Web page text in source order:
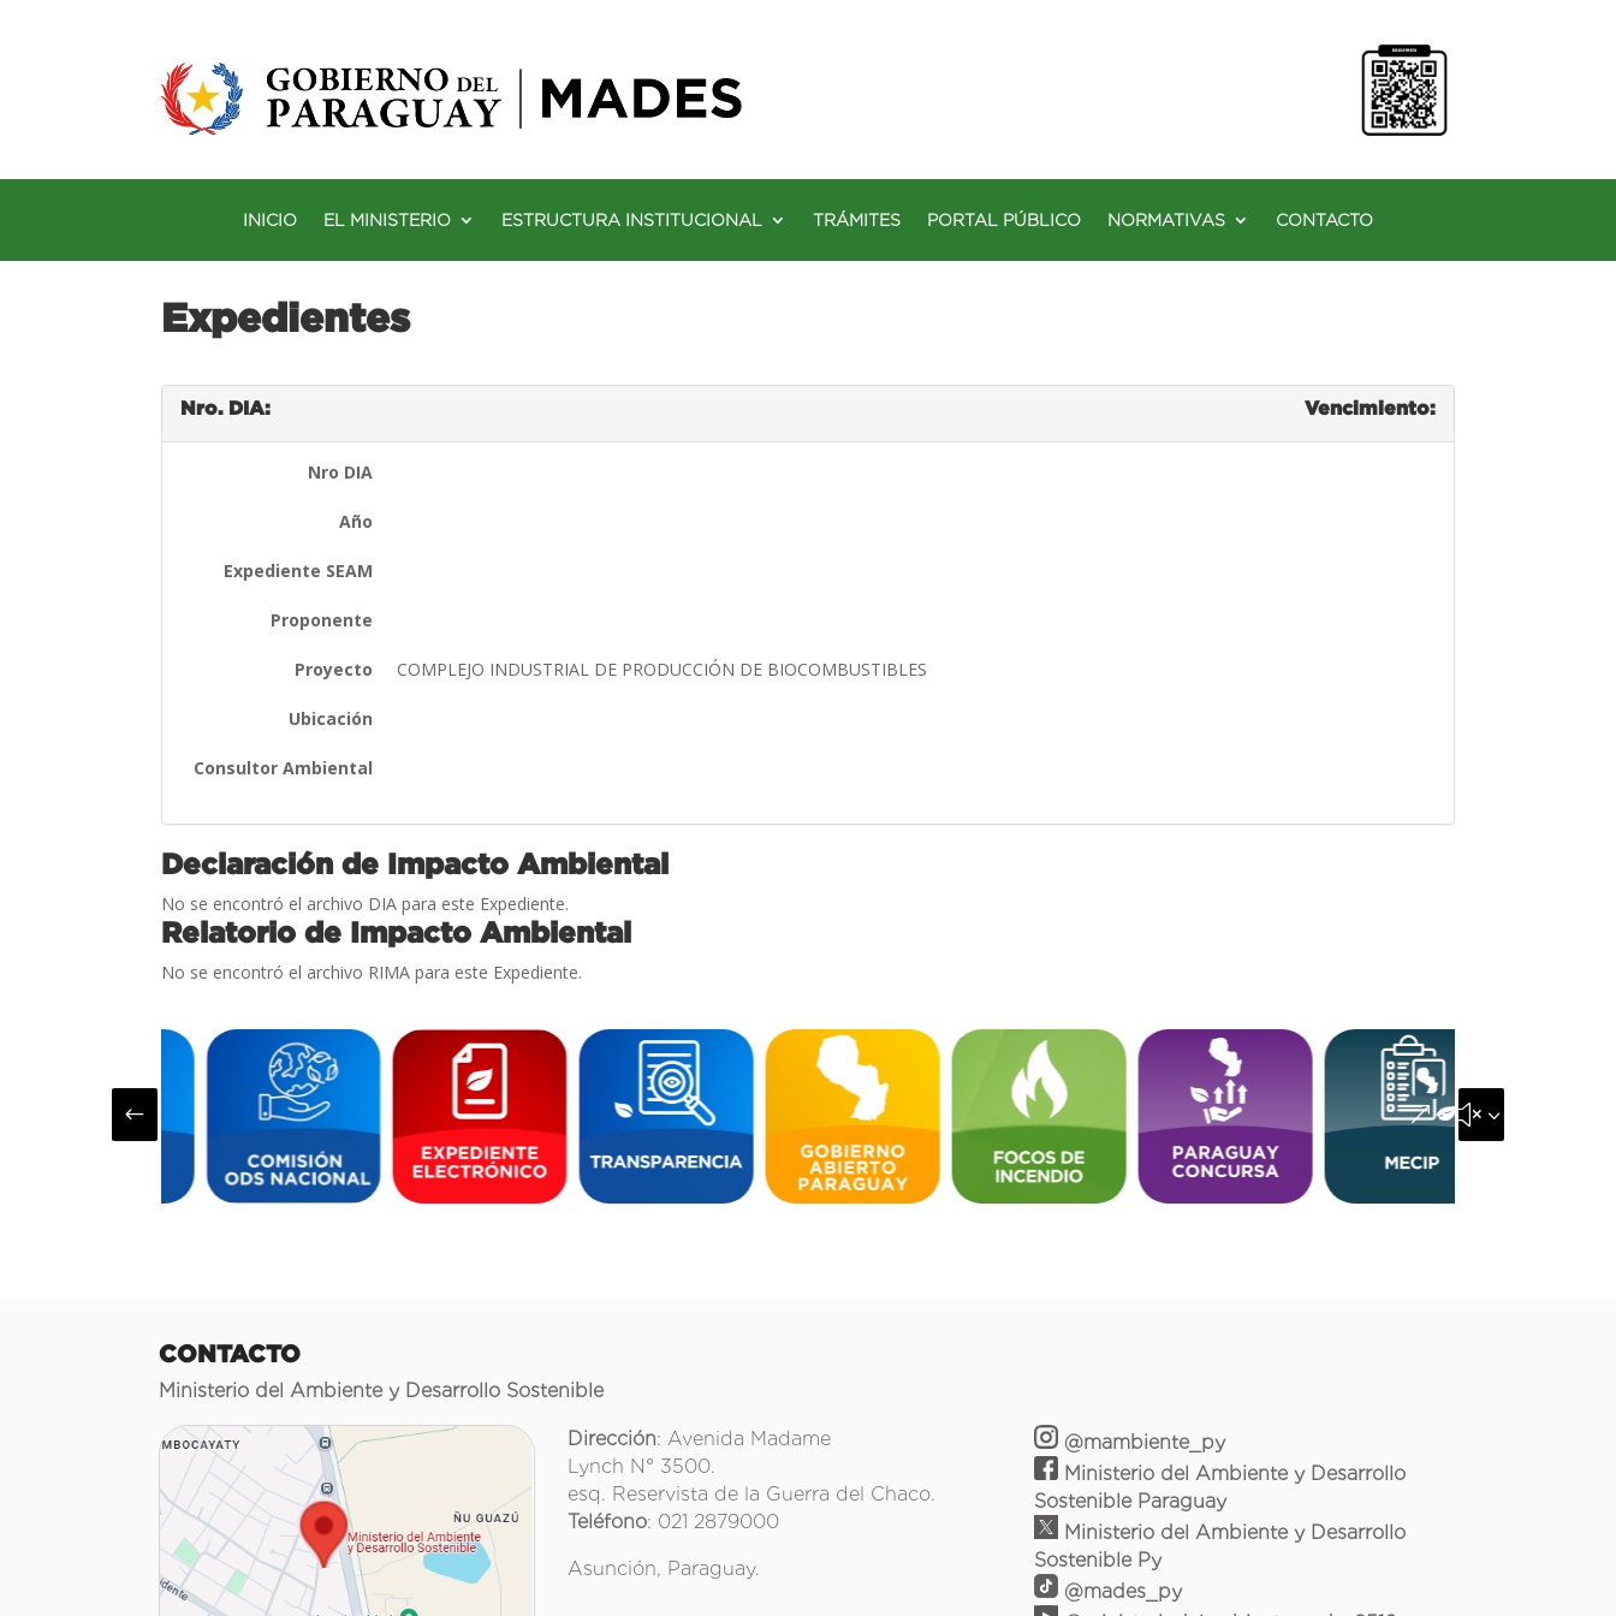
INICIO EL MINISTERIO ESTRUCTURA INSTITUCIONAL TRÁMITES PORTAL PÚBLICO NORMATIVAS CONTACTO
Expedientes
Nro. DIA: Vencimiento:
Nro DIA
Año
Expediente SEAM
Proponente
Proyecto COMPLEJO INDUSTRIAL DE PRODUCCIÓN DE BIOCOMBUSTIBLES
Ubicación
Consultor Ambiental
Declaración de Impacto Ambiental
No se encontró el archivo DIA para este Expediente.
Relatorio de Impacto Ambiental
No se encontró el archivo RIMA para este Expediente.
# &#x35;
CONTACTO
Ministerio del Ambiente y Desarrollo Sostenible
Dirección: Avenida Madame
Lynch N° 3500.
esq. Reservista de la Guerra del Chaco.
Teléfono: 021 2879000
Asunción, Paraguay.
@mambiente_py
Ministerio del Ambiente y Desarrollo
Sostenible Paraguay
Ministerio del Ambiente y Desarrollo
Sostenible Py
@mades_py